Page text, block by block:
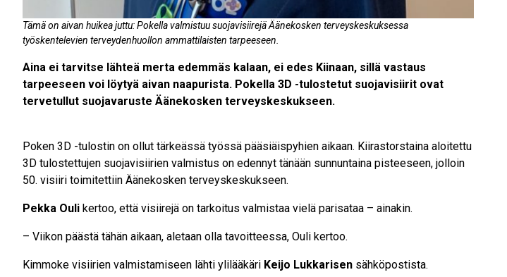
Tämä on aivan huikea juttu: Pokella valmistuu suojavisiirejä Äänekosken terveyskeskuksessa
työskentelevien terveydenhuollon ammattilaisten tarpeeseen.
Aina ei tarvitse lähteä merta edemmäs kalaan, ei edes Kiinaan, sillä vastaus
tarpeeseen voi löytyä aivan naapurista. Pokella 3D -tulostetut suojavisiirit ovat
tervetullut suojavaruste Äänekosken terveyskeskukseen.
Poken 3D -tulostin on ollut tärkeässä työssä pääsiäispyhien aikaan. Kiirastorstaina aloitettu
3D tulostettujen suojavisiirien valmistus on edennyt tänään sunnuntaina pisteeseen, jolloin
50. visiiri toimitettiin Äänekosken terveyskeskukseen.
Pekka Ouli kertoo, että visiirejä on tarkoitus valmistaa vielä parisataa – ainakin.
– Viikon päästä tähän aikaan, aletaan olla tavoitteessa, Ouli kertoo.
Kimmoke visiirien valmistamiseen lähti ylilääkäri Keijo Lukkarisen sähköpostista.